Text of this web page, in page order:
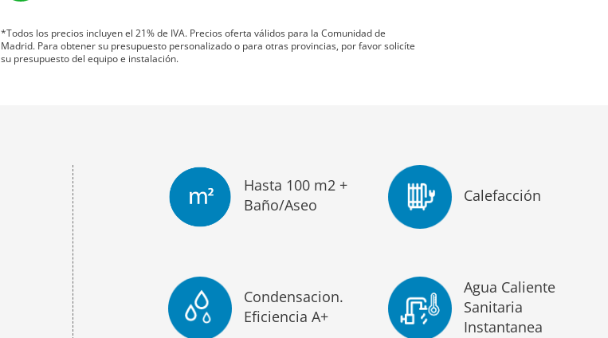
*Todos los precios incluyen el 21% de IVA. Precios oferta válidos para la Comunidad de
Madrid. Para obtener su presupuesto personalizado o para otras provincias, por favor solicíte
su presupuesto del equipo e instalación.
Hasta 100 m2 +
Baño/Aseo
Calefacción
Condensacion.
Eficiencia A+
Agua Caliente
Sanitaria
Instantanea